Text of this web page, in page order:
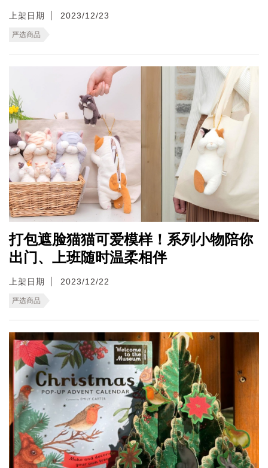
上架日期 2023/12/23
严选商品
打包遮脸猫猫可爱模样！系列小物陪你
出门、上班随时温柔相伴
上架日期 2023/12/22
严选商品